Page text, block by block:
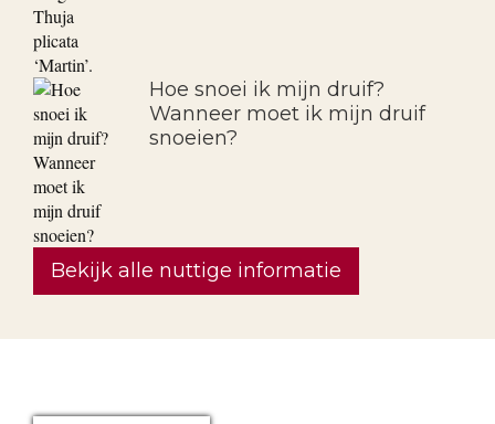
Hoe snoei ik mijn druif?
Wanneer moet ik mijn druif
snoeien?
Bekijk alle nuttige informatie